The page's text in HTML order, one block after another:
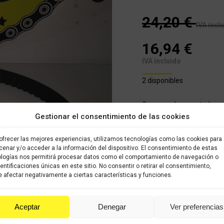
Gestionar el consentimiento de las cookies
las mejores experiencias, utilizamos tecnologías como las cookies para
y/o acceder a la información del dispositivo. El consentimiento de estas
nos permitirá procesar datos como el comportamiento de navegación o
únicas en este sitio. No consentir o retirar el consentimiento,
afectar negativamente a ciertas características y funciones.
Aceptar Denegar Ver preferencias
24,20€ IVA
16,94 €
IVA incluido
2 disponibles
Correa en buen estado
Peugeot
Satelis
cantidad
Categoría:PEUGEOT